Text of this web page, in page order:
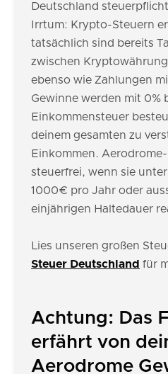
Deutschland
Irrtum: Krypto-Steuern
tatsächlich sind bereits
zwischen
ebenso wie Zahlungen
Gewinne werden mit 0%
Einkommensteuer
deinem gesamten zu
Einkommen.
steuerfrei, wenn sie
1000€ pro Jahr oder
einjährigen Haltedauer
Lies unseren großen
Steuer Deutschland für
Achtung: Das
erfährt von
Aerodrome